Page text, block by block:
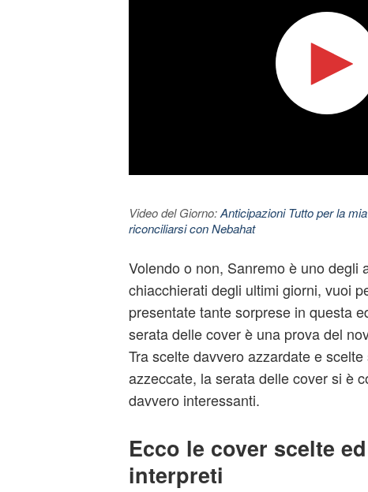
Video del Giorno:Anticipazioni Tutto per la
riconciliarsi con Nebahat
Volendo o non, Sanremo è uno degli
chiacchierati degli ultimi giorni, vuoi
presentate tante sorprese in questa
serata dellecoverè una prova del
Tra scelte davvero azzardate e
azzeccate, la serata delle cover si è
davvero interessanti.
Ecco le cover scelte
interpreti